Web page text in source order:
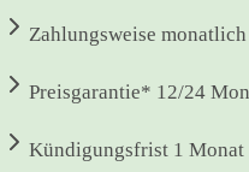
Zahlungsweise monatlich
Preisgarantie* 12/24
Kündigungsfrist 1 Monat